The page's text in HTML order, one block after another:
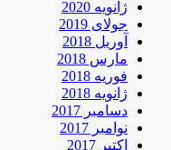
ژانویه 2020
جولای 2019
آوریل 2018
مارس 2018
فوریه 2018
ژانویه 2018
دسامبر 2017
نوامبر 2017
اکتبر 2017